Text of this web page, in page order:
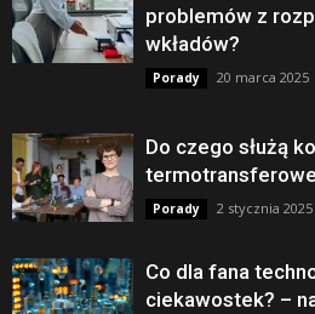
problemów z
wkładów?
Porady 20 marca 2025
Do czego służą
Porady 2 stycznia 2025
Co dla fana
ciekawostek? –